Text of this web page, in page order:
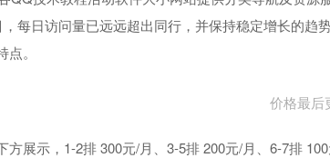
每日访问量已远远超出同行，并保持稳定增长的趋
。
价格最后
展示，1-2排 300元/月、3-5排 200元/月、6-7排 100